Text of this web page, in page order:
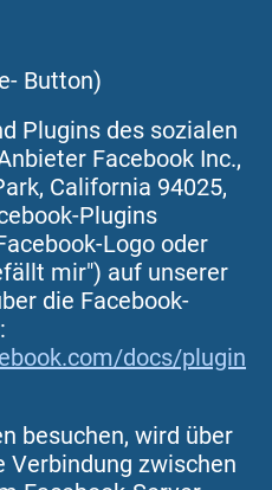
Button)
Plugins des sozialen
Facebook Inc.,
California 94025,
Plugins
Logo oder
mir") auf unserer
die Facebook-
docs/plugin
besuchen, wird über
Verbindung zwischen